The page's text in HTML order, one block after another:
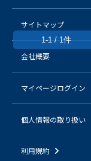
1-1 / 1件
サイトマップ
会社概要
マイページログイン
個人情報の取り扱い
利用規約